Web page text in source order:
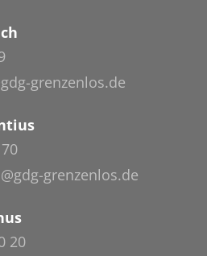
grenzenlos.de
grenzenlos.de
20